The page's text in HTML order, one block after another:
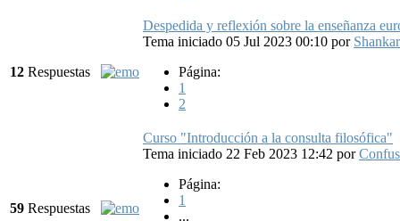
12 Respuestas
Despedida y reflexión sobre la enseñanza
Tema iniciado 05 Jul 2023 00:10 por
Página:
1
2
59 Respuestas
Curso "Introducción a la consulta filosófica"
Tema iniciado 22 Feb 2023 12:42 por
Página:
1
...